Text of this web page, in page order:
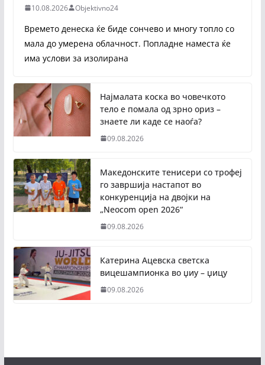
10.08.2026 Objektivno24
Времето денеска ќе биде сончево и многу топло со
мала до умерена облачност. Попладне наместа ќе
има услови за изолирана
Најмалата коска во човечкото
тело е помала од зрно ориз –
знаете ли каде се наоѓа?
09.08.2026
Македонските тенисери со трофеј
го завршија настапот во
конкуренција на двојки на
„Neocom open 2026“
09.08.2026
Катерина Ацевска светска
вицешампионка во џиу – џицу
09.08.2026